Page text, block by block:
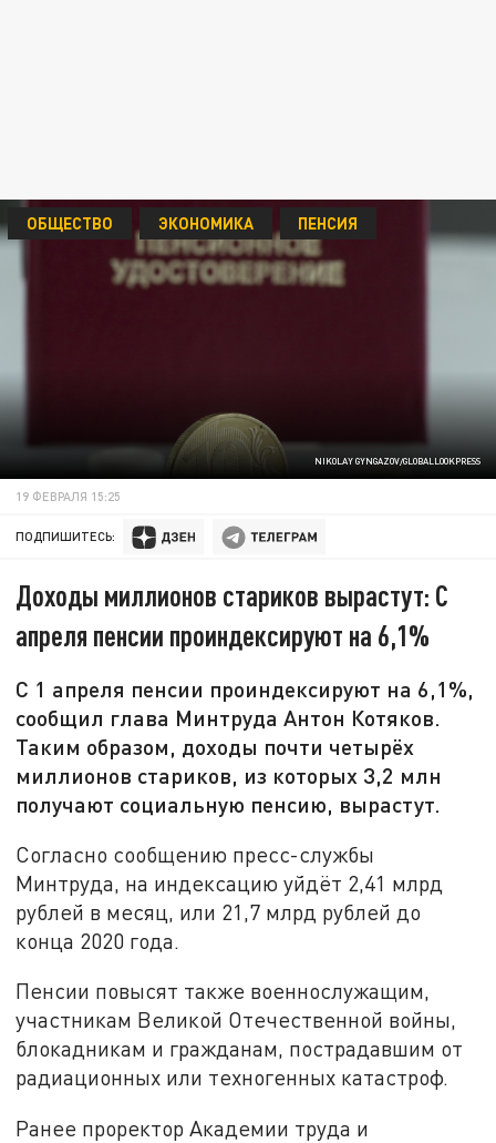
NIKOLAY GYNGAZOV/GLOBALLOOKPRESS
ОБЩЕСТВО ЭКОНОМИКА ПЕНСИЯ
19 ФЕВРАЛЯ 15:25
ПОДПИШИТЕСЬ:
Доходы миллионов стариков вырастут: С
апреля пенсии проиндексируют на 6,1%
С 1 апреля пенсии проиндексируют на 6,1%,
сообщил глава Минтруда Антон Котяков.
Таким образом, доходы почти четырёх
миллионов стариков, из которых 3,2 млн
получают социальную пенсию, вырастут.
Согласно сообщению пресс-службы
Минтруда, на индексацию уйдёт 2,41 млрд
рублей в месяц, или 21,7 млрд рублей до
конца 2020 года.
Пенсии повысят также военнослужащим,
участникам Великой Отечественной войны,
блокадникам и гражданам, пострадавшим от
радиационных или техногенных катастроф.
Ранее проректор Академии труда и